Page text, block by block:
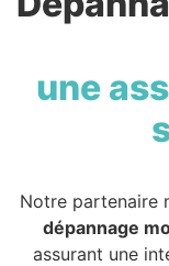
une
Notre partenaire
dépannage
assurant une